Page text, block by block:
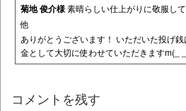
菊地 俊介様素晴らしい仕上がりに敬服して
他
ありがとうございます！ いただいた投げ
金として大切に使わせていただきますm(_
コメントを残す